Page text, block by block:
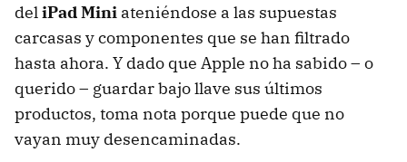
deliPad Mini ateniéndose a las supuestas
carcasas y componentes que se han filtrado
hasta ahora. Y dado que Apple no ha sabido – o
querido – guardar bajo llave sus últimos
productos, toma nota porque puede que no
vayan muy desencaminadas.